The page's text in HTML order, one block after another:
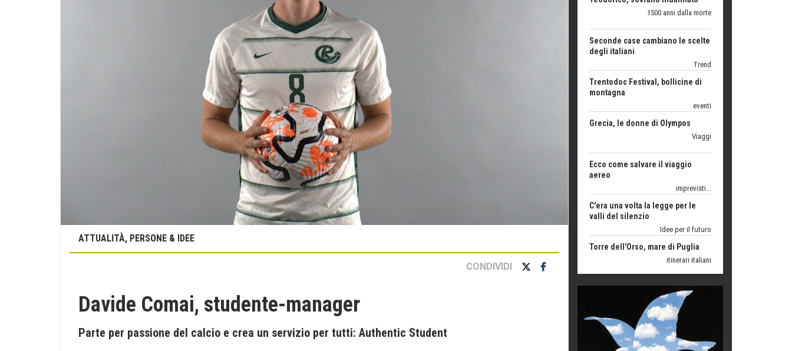
ATTUALITÀ, PERSONE & IDEE
CONDIVIDI
Davide Comai, studente-manager
Parte per passione del calcio e crea un servizio per tutti: Authentic Student
degli italiani
Trentodoc Festival, bollicine di
montagna
eventi
Grecia, le donne di Olympos
Ecco come salvare il viaggio
C'era una volta la legge per le
valli del silenzio
Idee per il futuro
Torre dell'Orso, mare di Puglia
Boboli, il giardino della botanica
Gioielli italiani
Menzogne di stato
Le dichiarazioni di Maurizio Federico
Chi è, e come difendersi dallo
scammer